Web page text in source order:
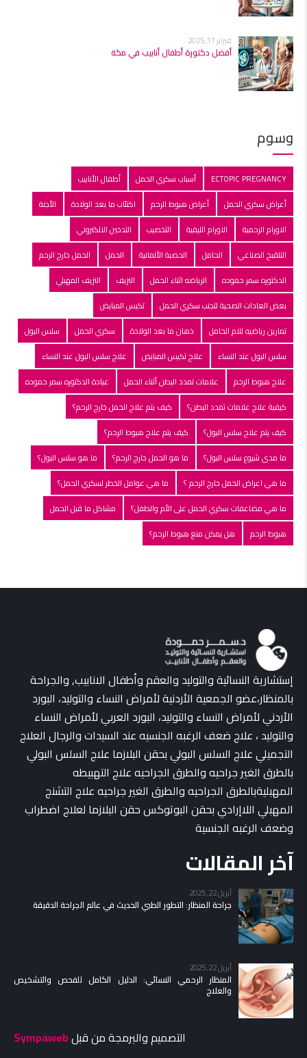
فبراير 11, 2025
أفضل دكتورة أطفال أنابيب في مكة
وسوم
ECTOPIC PREGNANCY أسباب سكري الحمل
أطفال الأنابيب
أعراض سكري الحمل
أعراض هبوط الرحم اكتئاب ما بعد الولادة
الأجنة
الاورام الرحمية
الاورام الليفية التخصيب
التدخين الالكتروني
التلقبح الصناعي
الحامل الحصبة الألمانية الحمل
الحمل خارج الرحم
الدكتوره سمر حموده
الرياضه اثناء الحمل النزيف
النزيف المهبلي
بعض العادات الصحية لتجنب سكري الحمل
تكيس المبايض
تمارين رياضيه للام الحامل
ذهان ما بعد الولادة سكري الحمل
سلس البول
سلس البول عند النساء
علاج تكيس المبايض
علاج سلس البول عند النساء
علاج هبوط الرحم
علامات تمدد البطن أثناء الحمل
عيادة الدكتوره سمر حموده
كيفية علاج علامات تمدد البطن؟
كيف يتم علاج الحمل خارج الرحم؟
كيف يتم علاج سلس البول؟
كيف يتم علاج هبوط الرحم؟
ما مدى شيوع سلس البول؟
ما هو الحمل خارج الرحم؟
ما هو سلس البول؟
ما هي اعراض الحمل خارج الرحم ؟
ما هي عوامل الخطر لسكري الحمل؟
ما هي مضاعفات سكري الحمل على الأم والطفل؟
مشاكل ما قبل الحمل
هبوط الرحم
هل يمكن منع هبوط الرحم؟
إستشارية النسائية والتوليد والعقم وأطفال الانابيب, والجراحة
بالمنظار،عضو الجمعية الأردنية لأمراض النساء والتوليد، البورد
الأردني لأمراض النساء والتوليد، البورد العربي لأمراض النساء
والتوليد ، علاج ضعف الرغبه الجنسيه عند السيدات والرجال العلاج
التجميلي علاج السلس البولي بحقن البلازما علاج السلس البولي
بالطرق الغير جراحيه والطرق الجراحيه علاج التهبيطه
المهبليةبالطرق الجراحيه والطرق الغير جراحيه علاج التشنج
المهبلي اللاإرادي بحقن البوتوكس حقن البلازما لعلاج اضطراب
وضعف الرغبه الجنسية
آخر المقالات
أبريل 22, 2025
جراحة المنظار: التطور الطبي الحديث في عالم الجراحة الدقيقة
أبريل 22, 2025
المنظار الرحمي النسائي: الدليل الكامل للفحص والتشخيص
والعلاج
التصميم والبرمجة من قبلSympaweb